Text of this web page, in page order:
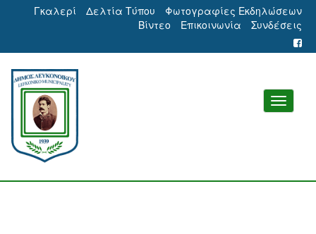
Γκαλερί Δελτία Τύπου
Φωτογραφίες Εκδηλώσεων
Βίντεο
Επικοινωνία Συνδέσεις